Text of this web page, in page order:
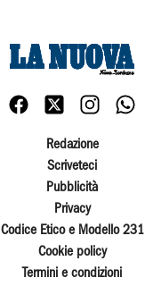
Redazione
Scriveteci
Pubblicità
Privacy
Codice Etico e Modello 231
Cookie policy
Termini e condizioni